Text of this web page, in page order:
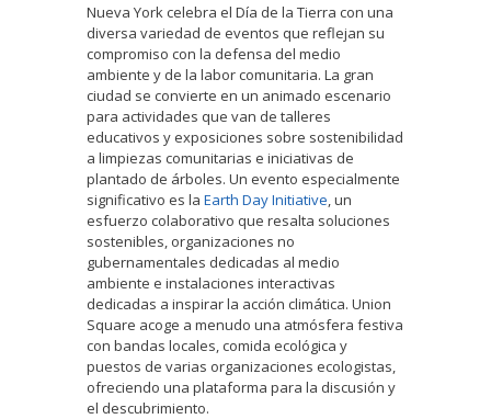
Nueva York celebra el Día de la Tierra con una
diversa variedad de eventos que reflejan su
compromiso con la defensa del medio
ambiente y de la labor comunitaria. La gran
ciudad se convierte en un animado escenario
para actividades que van de talleres
educativos y exposiciones sobre sostenibilidad
a limpiezas comunitarias e iniciativas de
plantado de árboles. Un evento especialmente
significativo es la Earth Day Initiative, un
esfuerzo colaborativo que resalta soluciones
sostenibles, organizaciones no
gubernamentales dedicadas al medio
ambiente e instalaciones interactivas
dedicadas a inspirar la acción climática. Union
Square acoge a menudo una atmósfera festiva
con bandas locales, comida ecológica y
puestos de varias organizaciones ecologistas,
ofreciendo una plataforma para la discusión y
el descubrimiento.